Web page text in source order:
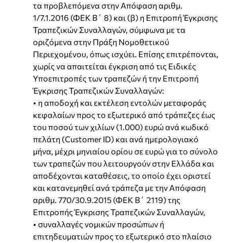
τα προβλεπόμενα στην Απόφαση αριθμ.
1/7.1.2016 (ΦΕΚ Β΄ 8) και (β) η Επιτροπή Έγκρισης
Τραπεζικών Συναλλαγών, σύμφωνα με τα
οριζόμενα στην Πράξη Νομοθετικού
Περιεχομένου, όπως ισχύει. Επίσης επιτρέπονται,
χωρίς να απαιτείται έγκριση από τις Ειδικές
Υποεπιτροπές των τραπεζών ή την Επιτροπή
Έγκρισης Τραπεζικών Συναλλαγών:
• η αποδοχή και εκτέλεση εντολών μεταφοράς
κεφαλαίων προς το εξωτερικό από τράπεζες έως
του ποσού των χιλίων (1.000) ευρώ ανά κωδικό
πελάτη (Customer ID) και ανά ημερολογιακό
μήνα, μέχρι μηνιαίου ορίου σε ευρώ για το σύνολο
των τραπεζών που λειτουργούν στην Ελλάδα και
αποδέχονται καταθέσεις, το οποίο έχει οριστεί
και κατανεμηθεί ανά τράπεζα με την Απόφαση
αριθμ. 770/30.9.2015 (ΦΕΚ Β΄ 2119) της
Επιτροπής Έγκρισης Τραπεζικών Συναλλαγών,
• συναλλαγές νομικών προσώπων ή
επιτηδευματιών προς το εξωτερικό στο πλαίσιο